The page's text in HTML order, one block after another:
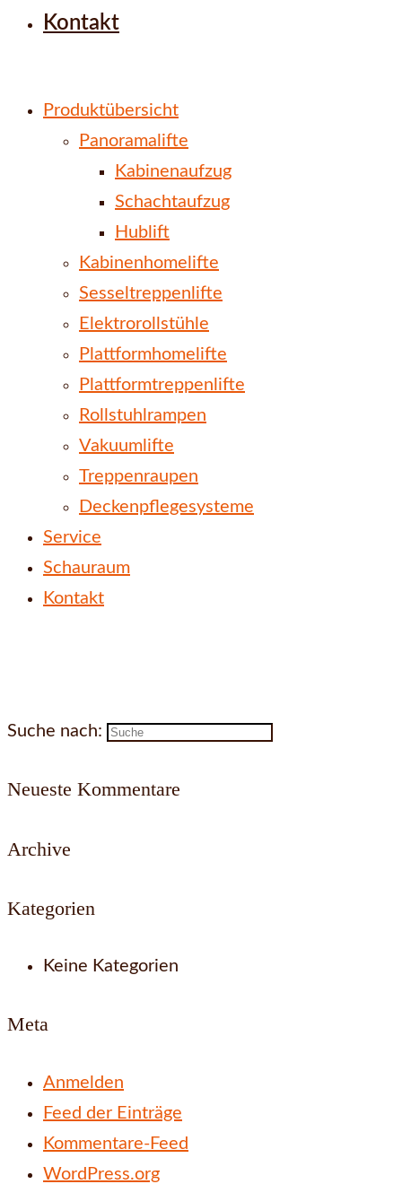
Kontakt
Produktübersicht
Panoramalifte
Kabinenaufzug
Schachtaufzug
Hublift
Kabinenhomelifte
Sesseltreppenlifte
Elektrorollstühle
Plattformhomelifte
Plattformtreppenlifte
Rollstuhlrampen
Vakuumlifte
Treppenraupen
Deckenpflegesysteme
Service
Schauraum
Kontakt
Suche nach:
Neueste Kommentare
Archive
Kategorien
Keine Kategorien
Meta
Anmelden
Feed der Einträge
Kommentare-Feed
WordPress.org